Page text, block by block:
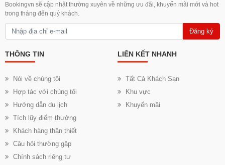
Bookingvn sẽ cập nhật thường xuyên về những ưu đãi, khuyến mãi mới và hot
trong tháng đến quý khách.
Đăng ký
THÔNG TIN
Nói về chúng tôi
Hợp tác với chúng tôi
Hướng dẫn du lịch
Tích lũy điểm thưởng
Khách hàng thân thiết
Câu hỏi thường gặp
Chính sách riêng tư
LIÊN KẾT NHANH
Tất Cả Khách Sạn
Khu vực
Khuyến mãi